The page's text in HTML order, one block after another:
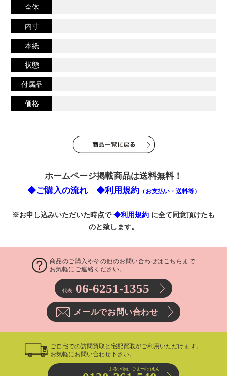
全体
内寸
本紙
状態
付属品
価格
ホームページ掲載商品は送料無料！
◆ご購入の流れ
◆利用規約 （お支払い・送料等）
※お申し込みいただいた時点で◆利用規約 に全て同意頂けたも
のと致します。
商品のご購入やその他のお問い合わせはこちらまで
お気軽にご連絡ください。
代表 06-6251-1355
メールでお問い合わせ
ご自宅での訪問買取と宅配買取がご利用いただけます。
お気軽にお問い合わせ下さい。
ふるい(物)、 ごよー(は)えん